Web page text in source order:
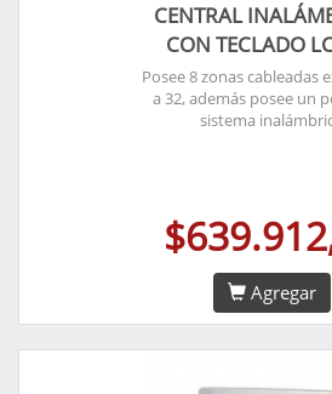
CENTRAL
CON TECLADO
Posee 8 zonas cableadas
a 32, además posee un
sistema
Agregar